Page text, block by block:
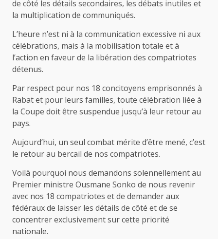
de côté les détails secondaires, les débats inutiles et
la multiplication de communiqués.
L’heure n’est ni à la communication excessive ni aux
célébrations, mais à la mobilisation totale et à
l’action en faveur de la libération des compatriotes
détenus.
Par respect pour nos 18 concitoyens emprisonnés à
Rabat et pour leurs familles, toute célébration liée à
la Coupe doit être suspendue jusqu’à leur retour au
pays.
Aujourd’hui, un seul combat mérite d’être mené, c’est
le retour au bercail de nos compatriotes.
Voilà pourquoi nous demandons solennellement au
Premier ministre Ousmane Sonko de nous revenir
avec nos 18 compatriotes et de demander aux
fédéraux de laisser les détails de côté et de se
concentrer exclusivement sur cette priorité
nationale.